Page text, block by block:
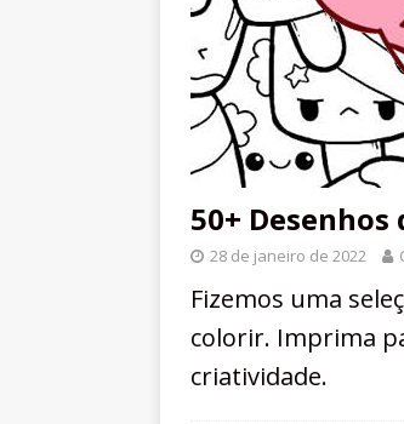
50+
28 de janeiro de 2022
Fizemos uma
colorir. Imprima
criatividade.